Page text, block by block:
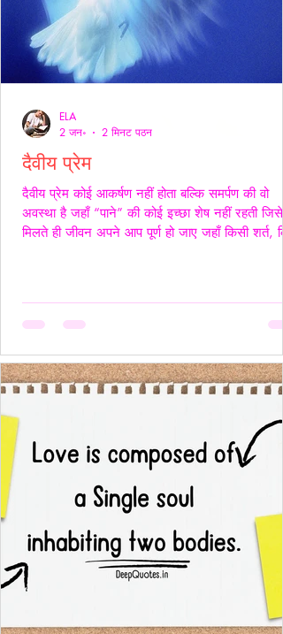
दैवीय प्रेम
दैवीय प्रेम कोई आकर्षण नहीं होता बल्कि समर्पण की वो
अवस्था है जहाँ “पाने” की कोई इच्छा शेष नहीं रहती जिसे
मिलते ही जीवन अपने आप पूर्ण हो जाए जहाँ किसी शर्त,
प्रेम है जहाँ आत्मा आत्मा को पहचान लेती है बिना परिचय,
ELA
2 जन॰
2 मिनट पठन